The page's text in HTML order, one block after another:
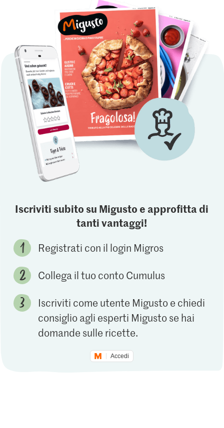
Iscriviti subito su Migusto e approfitta di
tanti vantaggi!
Registrati con il login Migros
Collega il tuo conto Cumulus
Iscriviti come utente Migusto e chiedi
consiglio agli esperti Migusto se hai
domande sulle ricette.
Accedi